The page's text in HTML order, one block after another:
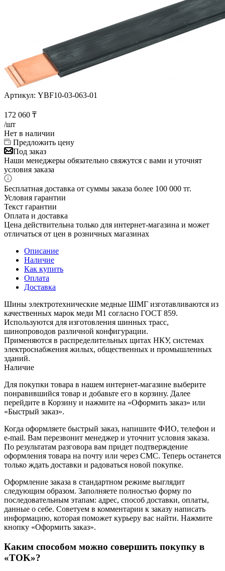
Артикул: YBF10-03-063-01
172 060 ₸
/шт
Нет в наличии
Предложить цену
Под заказ
Наши менеджеры обязательно свяжутся с вами и уточнят
условия заказа
Бесплатная доставка от суммы заказа более 100 000 тг.
Условия гарантии
Текст гарантии
Оплата и доставка
Цена действительна только для интернет-магазина и может
отличаться от цен в розничных магазинах
Описание
Наличие
Как купить
Оплата
Доставка
Шины электротехнические медные ШМГ изготавливаются из
качественных марок меди М1 согласно ГОСТ 859.
Используются для изготовления шинных трасс,
шинопроводов различной конфигурации.
Применяются в распределительных щитах НКУ, системах
электроснабжения жилых, общественных и промышленных
зданий.
Наличие
Для покупки товара в нашем интернет-магазине выберите
понравившийся товар и добавьте его в корзину. Далее
перейдите в Корзину и нажмите на «Оформить заказ» или
«Быстрый заказ».
Когда оформляете быстрый заказ, напишите ФИО, телефон и
e-mail. Вам перезвонит менеджер и уточнит условия заказа.
По результатам разговора вам придет подтверждение
оформления товара на почту или через СМС. Теперь останется
только ждать доставки и радоваться новой покупке.
Оформление заказа в стандартном режиме выглядит
следующим образом. Заполняете полностью форму по
последовательным этапам: адрес, способ доставки, оплаты,
данные о себе. Советуем в комментарии к заказу написать
информацию, которая поможет курьеру вас найти. Нажмите
кнопку «Оформить заказ».
Каким способом можно совершить покупку в
«TOK»?